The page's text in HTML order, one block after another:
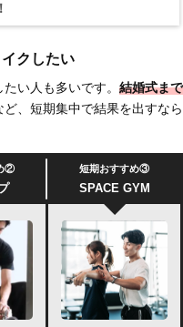
クしたい
たい人も多いです。 結婚式まで
ど、短期集中で結果を出すなら
② 短期おすすめ③
SPACE GYM